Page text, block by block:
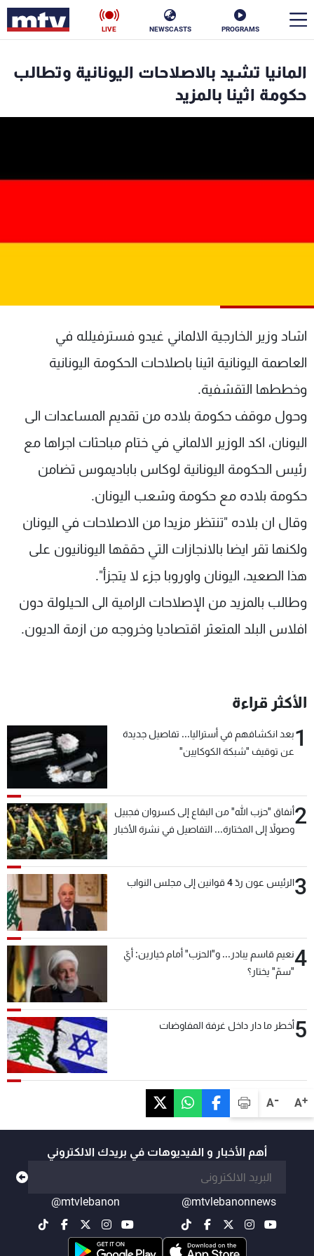
PROGRAMS
NEWSCASTS
LIVE
A+
A-
المانيا تشيد بالاصلاحات اليونانية وتطالب
حكومة اثينا بالمزيد
اشاد وزير الخارجية الالماني غيدو فسترفيلله في
العاصمة اليونانية اثينا باصلاحات الحكومة اليونانية
وخططها التقشفية.
وحول موقف حكومة بلاده من تقديم المساعدات الى
اليونان، اكد الوزير الالماني في ختام مباحثات اجراها مع
رئيس الحكومة اليونانية لوكاس باباديموس تضامن
حكومة بلاده مع حكومة وشعب اليونان.
وقال ان بلاده "تنتظر مزيدا من الاصلاحات في اليونان
ولكنها تقر ايضا بالانجازات التي حققها اليونانيون على
هذا الصعيد، اليونان واوروبا جزء لا يتجزأ".
وطالب بالمزيد من الإصلاحات الرامية الى الحيلولة دون
افلاس البلد المتعثر اقتصاديا وخروجه من ازمة الديون.
الأكثر قراءة
1بعد انكشافهم في أستراليا... تفاصيل جديدة
عن توقيف "شبكة الكوكايين"
2أنفاق "حزب الله" من البقاع إلى كسروان فجبيل
وصولاً إلى المختارة... التفاصيل في نشرة الأخبار
3الرئيس عون ردّ 4 قوانين إلى مجلس النواب
4نعيم قاسم يبادر... و"الحزب" أمام خيارين: أيّ
"سمّ" يختار؟
5أخطر ما دار داخل غرفة المفاوضات
أهم الأخبار و الفيديوهات في بريدك الالكتروني
@mtvlebanonnews
@mtvlebanon
الأخبار
جدول البرامج
شاهد البرامج
الترددات
عن MTV
الإنـتـاج
لاعلاناتكم
شروط الإسـتخدام
سياسة الخصوصية